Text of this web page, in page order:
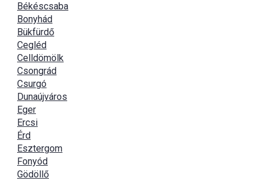
Békéscsaba
Bonyhád
Bükfürdő
Cegléd
Celldömölk
Csongrád
Csurgó
Dunaújváros
Eger
Ercsi
Érd
Esztergom
Fonyód
Gödöllő